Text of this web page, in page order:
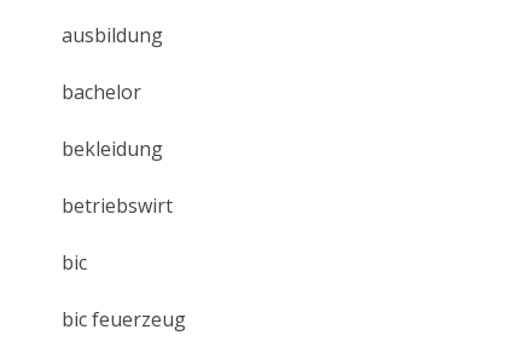
ausbildung
bachelor
bekleidung
betriebswirt
bic
bic feuerzeug